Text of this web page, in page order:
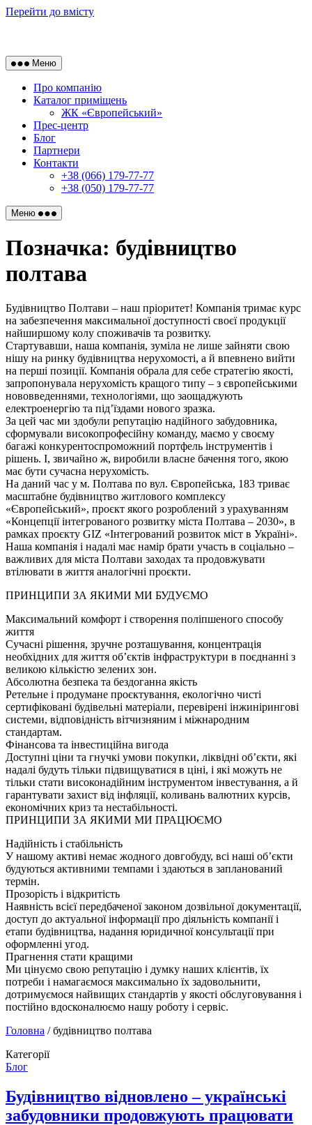
Перейти до вмісту
Меню
Про компанію
Каталог приміщень
ЖК «Європейський»
Прес-центр
Блог
Партнери
Контакти
+38 (066) 179-77-77
+38 (050) 179-77-77
Меню
Позначка: будівництво
полтава
Будівництво Полтави – наш пріоритет! Компанія тримає курс
на забезпечення максимальної доступності своєї продукції
найширшому колу споживачів та розвитку.
Стартувавши, наша компанія, зуміла не лише зайняти свою
нішу на ринку будівництва нерухомості, а й впевнено вийти
на перші позиції. Компанія обрала для себе стратегію якості,
запропонувала нерухомість кращого типу – з європейськими
нововведеннями, технологіями, що заощаджують
електроенергію та під’їздами нового зразка.
За цей час ми здобули репутацію надійного забудовника,
сформували високопрофесійну команду, маємо у своєму
багажі конкурентоспроможний портфель інструментів і
рішень. I, звичайно ж, виробили власне бачення того, якою
має бути сучасна нерухомість.
На даний час у м. Полтава по вул. Європейська, 183 триває
масштабне будівництво житлового комплексу
«Європейський», проєкт якого розроблений з урахуванням
«Концепції інтегрованого розвитку міста Полтава – 2030», в
рамках проєкту GIZ «Інтегрований розвиток міст в Україні».
Наша компанія і надалі має намір брати участь в соціально –
важливих для міста Полтави заходах та продовжувати
втілювати в життя аналогічні проєкти.
ПРИНЦИПИ ЗА ЯКИМИ МИ БУДУЄМО
Максимальний комфорт і створення поліпшеного способу
життя
Сучасні рішення, зручне розташування, концентрація
необхідних для життя об’єктів інфраструктури в поєднанні з
великою кількістю зелених зон.
Абсолютна безпека та бездоганна якiсть
Ретельне i продумане проєктування, екологiчно чистi
сертифiкованi будiвельнi матерiали, перевiренi iнжинiринговi
системи, вiдповiднiсть вiтчизняним i мiжнародним
стандартам.
Фiнансова та iнвестицiйна вигода
Доступнi цiни та гнучкi умови покупки, лiквiднi обʼєкти, якi
надалi будуть тiльки пiдвищуватися в цiнi, i якi можуть не
тiльки стати високонадiйним iнструментом iнвестування, а й
гарантувати захист вiд iнфляцiї, коливань валютних курсiв,
економiчних криз та нестабiльностi.
ПРИНЦИПИ ЗА ЯКИМИ МИ ПРАЦЮЄМО
Надiйнiсть i стабiльнiсть
У нашому активi немає жодного довгобуду, всi нашi обʼєкти
будуються активними темпами i здаються в запланований
термiн.
Прозорiсть i вiдкритiсть
Наявнiсть всiєї передбаченої законом дозвiльної документацiї,
доступ до актуальної iнформацiї про дiяльнiсть компанiї i
етапи будiвництва, надання юридичної консультацiї при
оформленнi угод.
Прагнення стати кращими
Ми цiнуємо свою репутацiю i думку наших клiєнтiв, їх
потреби i намагаємося максимально їх задовольнити,
дотримуємося найвищих стандартiв у якостi обслуговування i
постiйно вдосконалюємо нашу роботу i сервiс.
Головна /будівництво полтава
Категорії
Блог
Будівництво відновлено – українські
забудовники продовжують працювати